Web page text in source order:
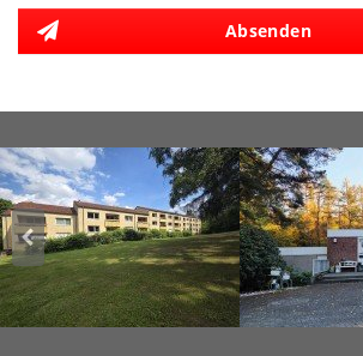
Absenden